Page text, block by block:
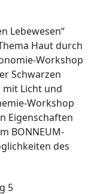
Lebewesen“
Haut durch
Workshop
Schwarzen
mit Licht und
Workshop
Eigenschaften
BONNEUM-
des